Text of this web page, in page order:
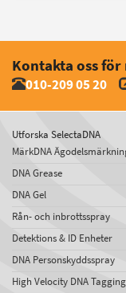
Kontakta oss
010-209 05 20
Utforska SelectaDNA
MärkDNA
DNA Grease
DNA Gel
Rån- och inbrottsspray
Detektions & ID Enheter
DNA Personskyddsspray
High Velocity DNA